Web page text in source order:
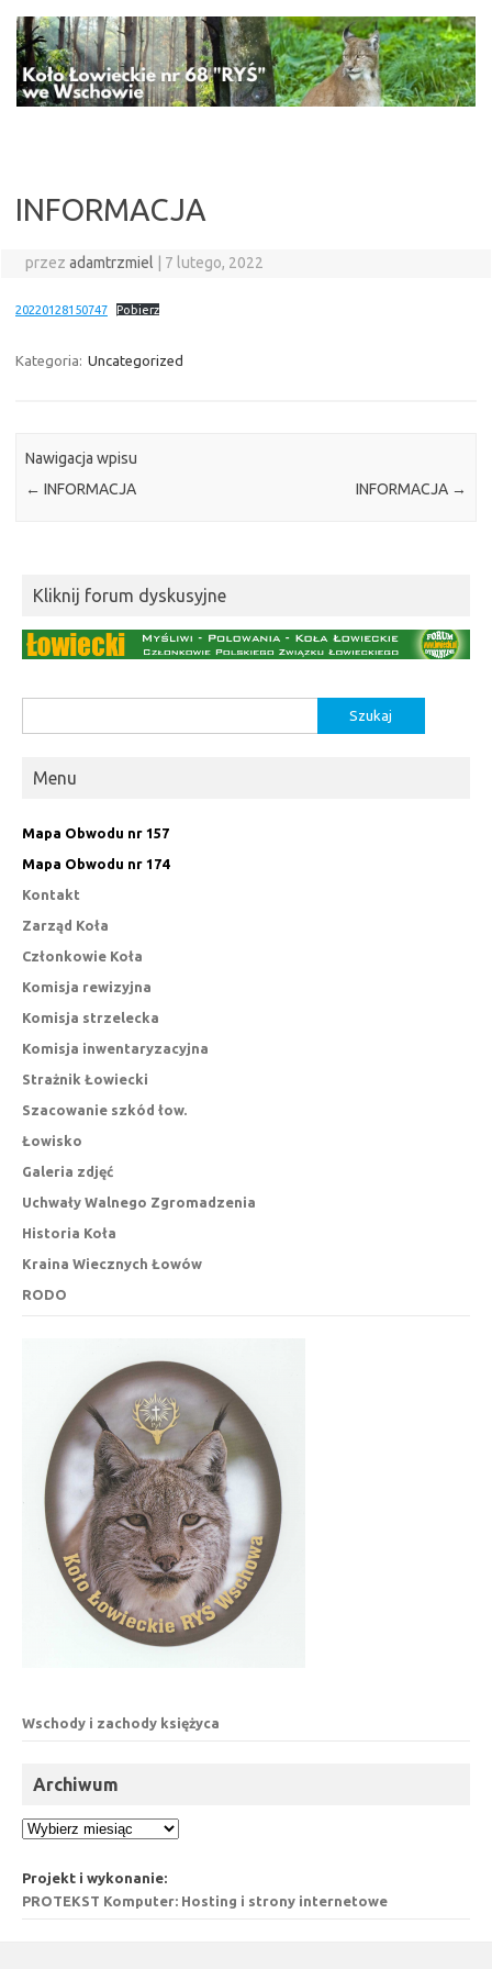
treści
INFORMACJA
przez adamtrzmiel 7 lutego, 2022
20220128150747 Pobierz
Kategoria: Uncategorized
Nawigacja wpisu
← INFORMACJA INFORMACJA →
Kliknij forum dyskusyjne
Menu
Mapa Obwodu nr 157
Mapa Obwodu nr 174
Kontakt
Zarząd Koła
Członkowie Koła
Komisja rewizyjna
Komisja strzelecka
Komisja inwentaryzacyjna
Strażnik Łowiecki
Szacowanie szkód łow.
Łowisko
Galeria zdjęć
Uchwały Walnego Zgromadzenia
Historia Koła
Kraina Wiecznych Łowów
RODO
Wschody i zachody księżyca
Archiwum
Archiwum
Projekt i wykonanie:
PROTEKST Komputer: Hosting i strony internetowe